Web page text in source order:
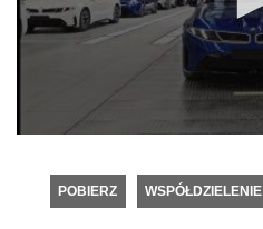
seconds
POBIERZ WSPÓŁDZIELENIE